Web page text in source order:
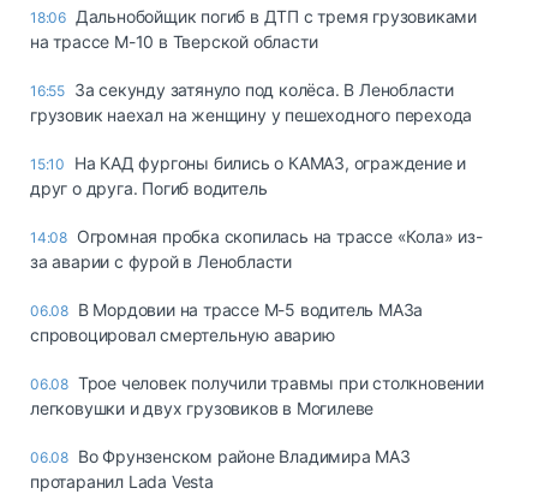
18:06 Дальнобойщик погиб в ДТП с тремя грузовиками
на трассе М-10 в Тверской области
16:55 За секунду затянуло под колёса. В Ленобласти
грузовик наехал на женщину у пешеходного перехода
15:10
На КАД фургоны бились о КАМАЗ, ограждение и
друг о друга. Погиб водитель
14:08 Огромная пробка скопилась на трассе «Кола» из-
за аварии с фурой в Ленобласти
06.08 В Мордовии на трассе М-5 водитель МАЗа
спровоцировал смертельную аварию
06.08 Трое человек получили травмы при столкновении
легковушки и двух грузовиков в Могилеве
06.08 Во Фрунзенском районе Владимира МАЗ
протаранил Lada Vesta